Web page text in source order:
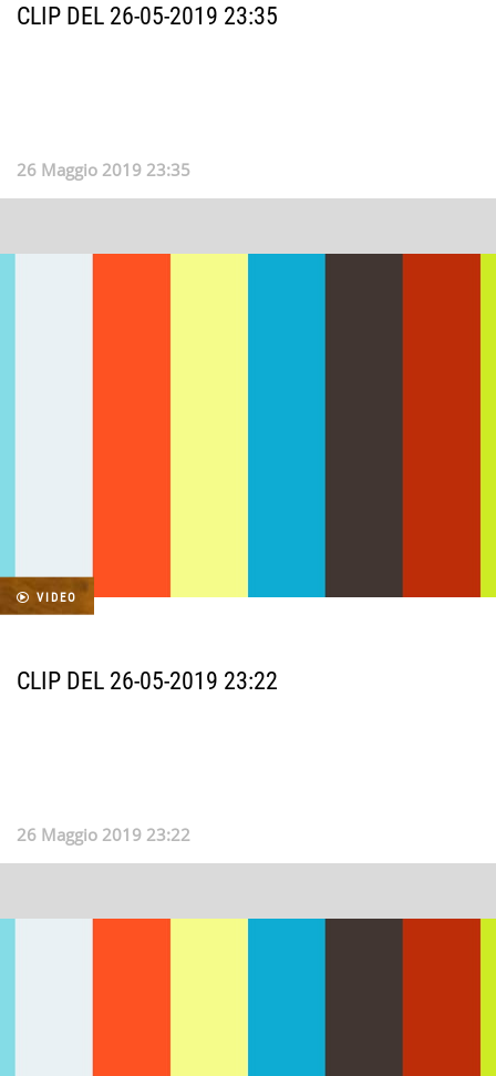
CLIP DEL 26-05-2019 23:35
26 Maggio 2019 23:35
VIDEO
CLIP DEL 26-05-2019 23:22
26 Maggio 2019 23:22